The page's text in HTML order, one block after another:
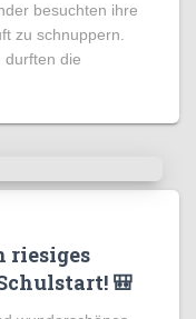
besuchten ihre
zu schnuppern.
durften die
riesiges
🎒